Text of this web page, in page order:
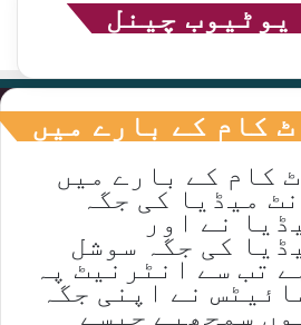
یوٹیوب چینل
کام کے بارے میں
میڈیا کی جگہ
نے اور
کی جگہ سوشل
تب سے انٹرنیٹ پہ
نے اپنی جگہ
سمجھیے جیسے